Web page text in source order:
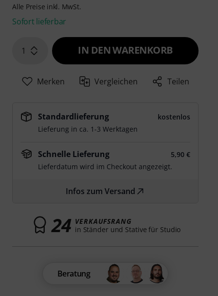
Alle Preise inkl. MwSt.
Sofort lieferbar
1 IN DEN WARENKORB
Merken Vergleichen Teilen
Standardlieferung
kostenlos
Lieferung in ca. 1-3 Werktagen
Schnelle Lieferung
5,90 €
Lieferdatum wird im Checkout angezeigt.
Infos zum Versand
24 VERKAUFSRANG
in Ständer und Stative für Studio
Beratung